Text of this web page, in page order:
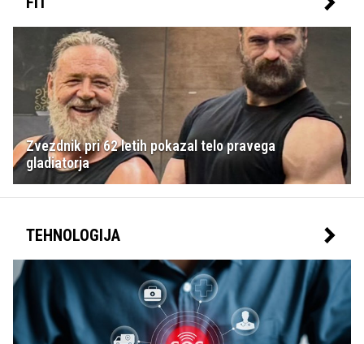
Zvezdnik pri 62 letih pokazal telo pravega
gladiatorja
TEHNOLOGIJA